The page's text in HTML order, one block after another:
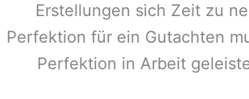
Erstellungen sich Zeit zu
Perfektion für ein Gutachten
Perfektion in Arbeit